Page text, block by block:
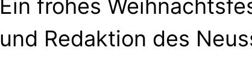
Ein frohes
und Redaktion des